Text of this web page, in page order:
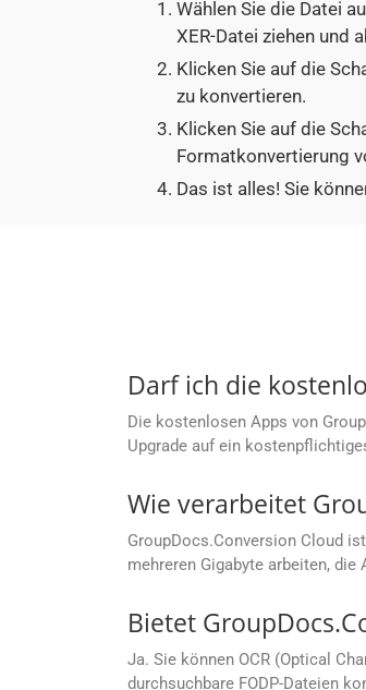
Wählen Sie die Datei
XER-Datei ziehen und
Klicken Sie auf die
zu konvertieren.
Klicken Sie auf die
Formatkonvertierung
Das ist alles! Sie
Darf ich die
Die kostenlosen Apps von
Upgrade auf ein
Wie verarbeitet
GroupDocs.Conversion Cloud
mehreren Gigabyte arbeiten,
Bietet
Ja. Sie können OCR (Optical
durchsuchbare FODP-Dateien